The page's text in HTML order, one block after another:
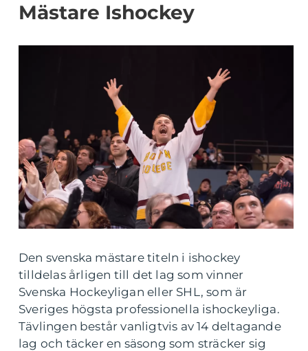
Mästare Ishockey
Den svenska mästare titeln i ishockey
tilldelas årligen till det lag som vinner
Svenska Hockeyligan eller SHL, som är
Sveriges högsta professionella ishockeyliga.
Tävlingen består vanligtvis av 14 deltagande
lag och täcker en säsong som sträcker sig